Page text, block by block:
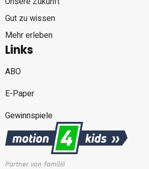
Gut zu wissen
Mehr erleben
Links
ABO
E-Paper
Gewinnspiele
Partner von familiii